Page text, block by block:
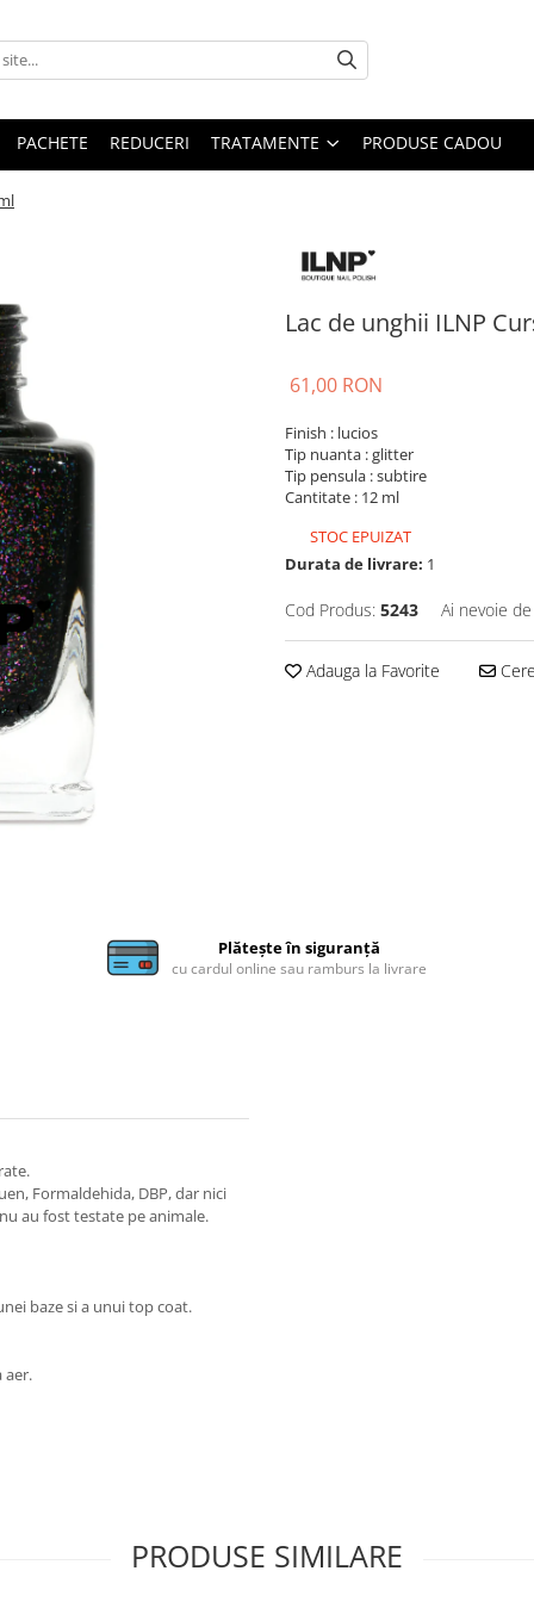
PACHETE REDUCERI TRATAMENTE PRODUSE CADOU
Lac de unghii ILNP
61,00 RON
Finish : lucios
Tip nuanta : glitter
Tip pensula : subtire
Cantitate : 12 ml
STOC EPUIZAT
Durata de livrare: 1
Cod Produs: 5243 Ai nevoie
Adauga la Favorite
Plătește în siguranță
cu cardul online sau ramburs la livrare
Formaldehida, DBP, dar nici
au fost testate pe animale.
baze si a unui top coat.
aer.
PRODUSE SIMILARE